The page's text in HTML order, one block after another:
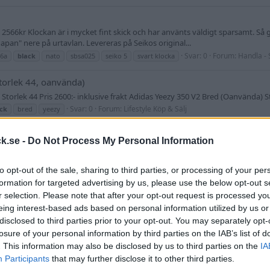
- Do Not Process My Personal Information
opt-out of the sale, sharing to third parties, or processing of your
for targeted advertising by us, please use the below opt-out
selection. Please note that after your opt-out request is processed
interest-based ads based on personal information utilized by us
to third parties prior to your opt-out. You may separately
of your personal information by third parties on the IAB’s list of
This information may also be disclosed by us to third parties on the
Participants that may further disclose it to other third parties.
2566kr Klockan är i mycket fint skick och har använts väldigt sparsamt.
nere på urtavlan. Levereras på Seikos original...
black nato sbsa025 seiko 5 svart klocka Svar: 0 Forum: Handla -
44, oanvända)
44 Pris 2600:- inklusive frakt Adidas Yeezy 350 V2 Bred (Oanvända)
bred yeezy Svar: 0 Forum: Lifestyle Köp & Sälj
kvar Svart randig tavla i olika vinklar, påminner lite vagt om Omegas
plasten så har inte bytt själv.) Ligger på bukten...
datum dress puckfutin stål steel svart Svar: 0 Forum: Handla -
är en av de snyggaste Aikon jag skådat och blir med sin svarta tavla
det svarta PVD caset på 42mm. ML115-verk (SW200-1), grymt skönt
maurice lacroix pvd Svar: 0 Forum:Handla - Säljes, Bytes, Köpes
"Sport"